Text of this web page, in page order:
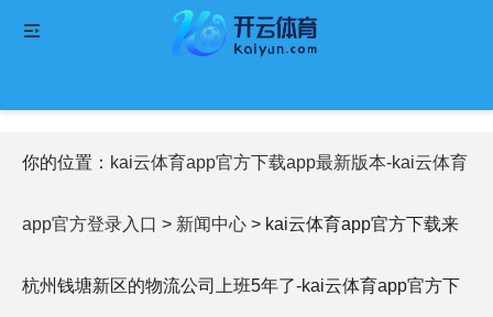
你的位置： kai云体育app官方下载app最新版本-kai云体育
app官方登录入口 > 新闻中心 > kai云体育app官方下载来
杭州钱塘新区的物流公司上班5年了-kai云体育app官方下